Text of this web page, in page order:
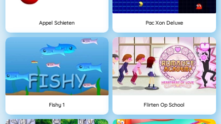
Appel Schieten Pac Xon Deluxe
Fishy 1 Flirten Op School